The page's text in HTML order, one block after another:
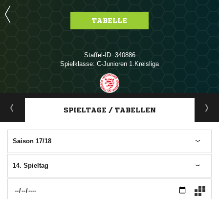
TABELLE
Staffel-ID: 340886
Spielklasse: C-Junioren 1.Kreisliga
ANZEIGE
SPIELTAGE / TABELLEN
Saison 17/18
14. Spieltag